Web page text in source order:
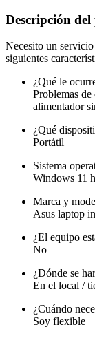
Descripción del
Necesito un
siguientes
¿Qué le
Problemas
alimentador
¿Qué
Portátil
Sistema
Windows 11
Marca y
Asus laptop
¿El equipo
No
¿Dónde se
En el local /
¿Cuándo
Soy flexible